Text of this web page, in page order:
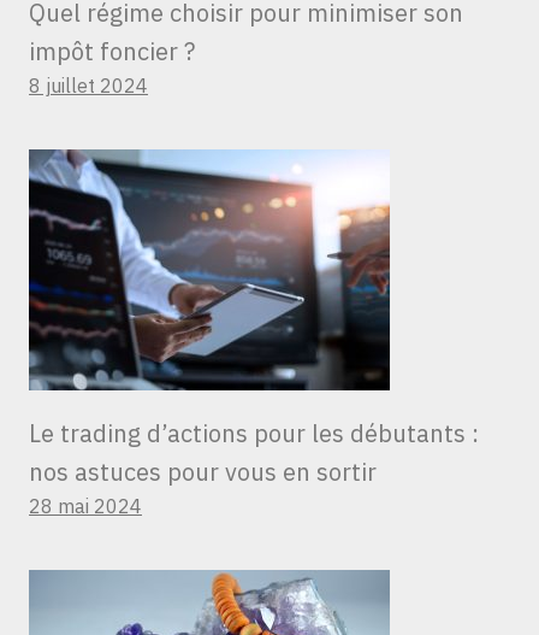
Quel régime choisir pour minimiser son
impôt foncier ?
8 juillet 2024
Le trading d’actions pour les débutants :
nos astuces pour vous en sortir
28 mai 2024